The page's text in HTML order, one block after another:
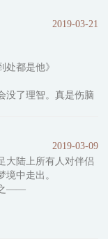
2019-03-21
都是他》
了理智。真是伤脑
，没想到有一天，
了很多个花样吸引
器官人化到处乱
2019-03-09
大陆上所有人对伴侣
中走出。
之——